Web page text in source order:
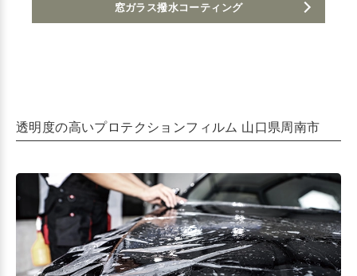
窓ガラス撥水コーティング
透明度の高いプロテクションフィルム 山口県周南市